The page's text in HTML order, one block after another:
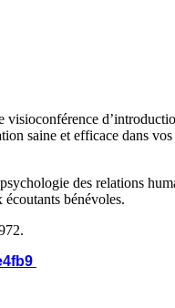
saine et efficace dans
des relations
bénévoles.